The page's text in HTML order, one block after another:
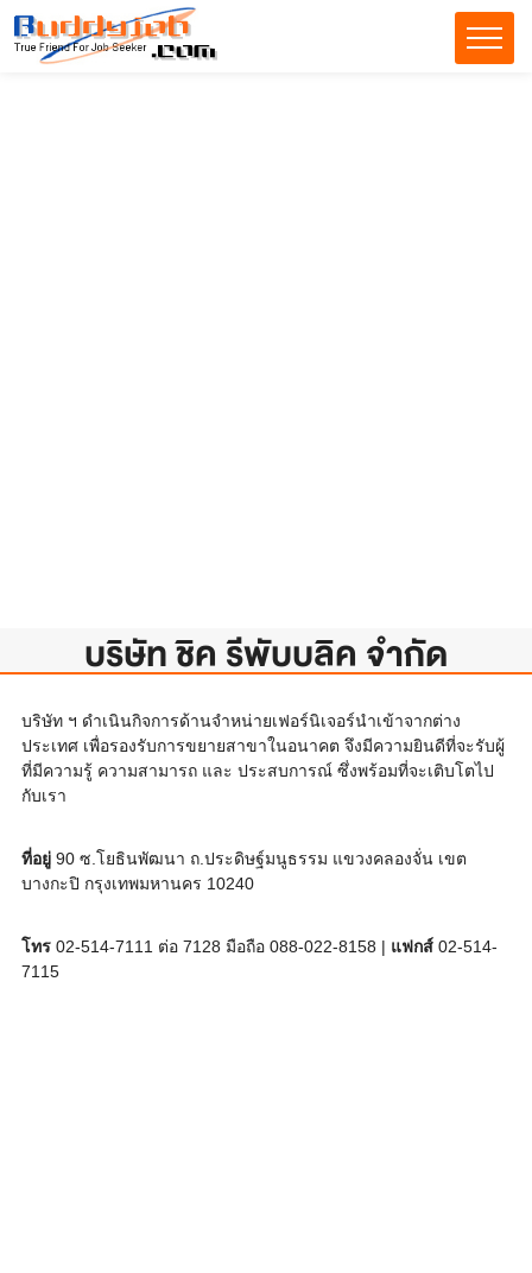
บริษัท ชิค รีพับบลิค จำกัด
บริษัท ฯ ดำเนินกิจการด้านจำหน่ายเฟอร์นิเจอร์นำเข้าจากต่าง
ประเทศ เพื่อรองรับการขยายสาขาในอนาคต จึงมีความยินดีที่จะรับผู้
ที่มีความรู้ ความสามารถ และ ประสบการณ์ ซึ่งพร้อมที่จะเติบโตไป
กับเรา
ที่อยู่90 ซ.โยธินพัฒนา ถ.ประดิษฐ์มนูธรรม แขวงคลองจั่น เขต
บางกะปิ กรุงเทพมหานคร 10240
โทร02-514-7111 ต่อ 7128 มือถือ 088-022-8158 | แฟกส์02-514-
7115